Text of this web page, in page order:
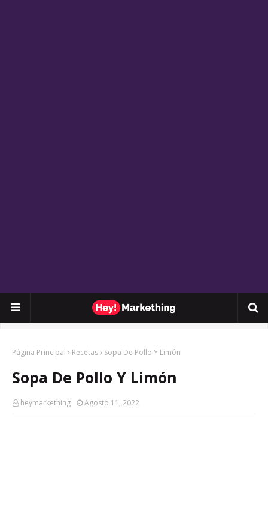
Página Principal Recetas Sopa De Pollo Y Limón
Sopa De Pollo Y Limón
heymarkething Agosto 11, 2022